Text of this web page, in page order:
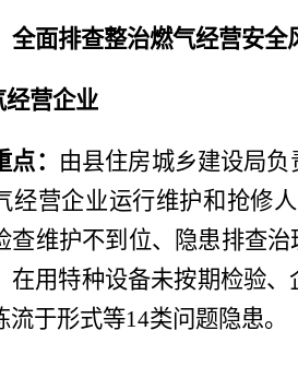
全面排查整治燃气经营安
经营企业
： 由县住房城乡建设局
经营企业运行维护和抢修
查维护不到位、隐患排查
在用特种设备未按期检验
于形式等14类问题隐患。